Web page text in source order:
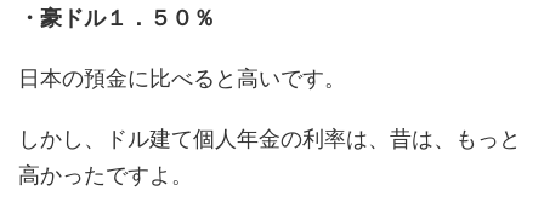
・豪ドル１．５０％
日本の預金に比べると高いです。
しかし、ドル建て個人年金の利率は、昔は、もっと
高かったですよ。